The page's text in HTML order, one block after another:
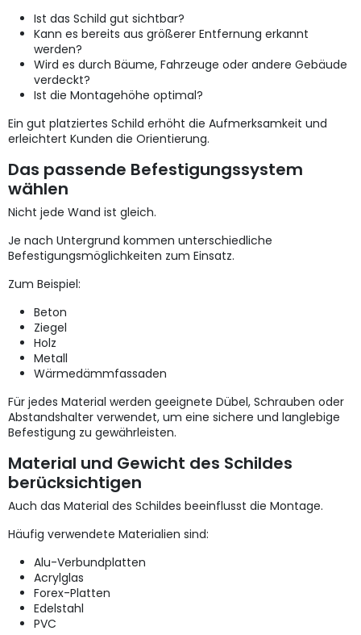
Ist das Schild gut sichtbar?
Kann es bereits aus größerer Entfernung erkannt
werden?
Wird es durch Bäume, Fahrzeuge oder andere Gebäude
verdeckt?
Ist die Montagehöhe optimal?
Ein gut platziertes Schild erhöht die Aufmerksamkeit und
erleichtert Kunden die Orientierung.
Das passende Befestigungssystem
wählen
Nicht jede Wand ist gleich.
Je nach Untergrund kommen unterschiedliche
Befestigungsmöglichkeiten zum Einsatz.
Zum Beispiel:
Beton
Ziegel
Holz
Metall
Wärmedämmfassaden
Für jedes Material werden geeignete Dübel, Schrauben oder
Abstandshalter verwendet, um eine sichere und langlebige
Befestigung zu gewährleisten.
Material und Gewicht des Schildes
berücksichtigen
Auch das Material des Schildes beeinflusst die Montage.
Häufig verwendete Materialien sind:
Alu-Verbundplatten
Acrylglas
Forex-Platten
Edelstahl
PVC